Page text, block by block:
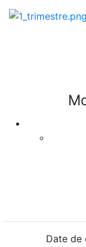
Date de